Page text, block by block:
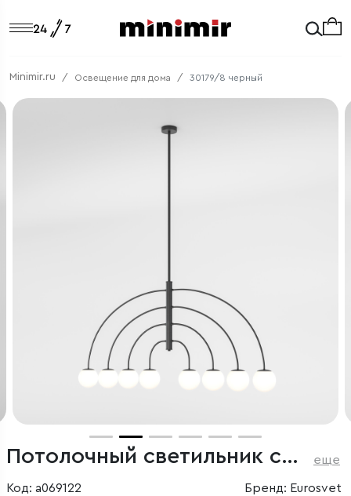
Minimir.ru Освещение для дома 30179/8 черный
Потолочный светильник со стеклянным плафоном еще
Код: a069122 Бренд: Eurosvet